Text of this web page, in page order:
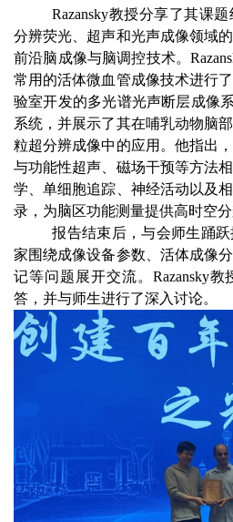
Razansky教授分享了其课
分辨荧光、超声和光声成像领域
前沿脑成像与脑调控技术。
常用的活体微血管成像技术进行
验室开发的多光谱光声断层成像
系统，并展示了其在哺乳动物脑
粒超分辨成像中的应用。他指出
与功能性超声、磁场干预等方法
学、单细胞追踪、神经活动以及
录，为脑区功能测量提供高时空分
报告结束后，与会师生踊
家围绕成像设备参数、活体成像
记等问题展开交流。Razansky
答，并与师生进行了深入讨论。